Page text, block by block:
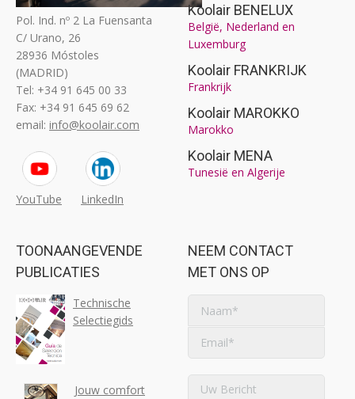
Pol. Ind. nº 2 La Fuensanta
C/ Urano, 26
28936 Móstoles
(MADRID)
Tel: +34 91 645 00 33
Fax: +34 91 645 69 62
email: info@koolair.com
YouTube LinkedIn
Koolair BENELUX
België, Nederland en
Luxemburg
Koolair FRANKRIJK
Frankrijk
Koolair MAROKKO
Marokko
Koolair MENA
Tunesië en Algerije
TOONAANGEVENDE
PUBLICATIES
Technische
Selectiegids
Jouw comfort
NEEM CONTACT
MET ONS OP